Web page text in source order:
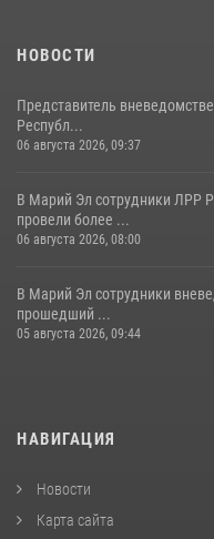
НОВОСТИ
Представитель
Республ...
06 августа 2026, 09:37
В Марий Эл сотрудники ЛРР
провели более ...
06 августа 2026, 08:00
В Марий Эл сотрудники
прошедший ...
05 августа 2026, 09:44
НАВИГАЦИЯ
Новости
Карта сайта